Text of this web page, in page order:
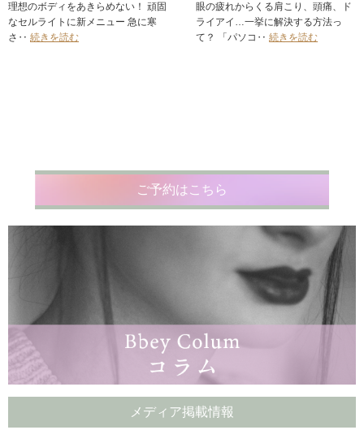
眼の疲れからくる肩こり、頭痛、ド
ライアイ…一挙に解決する方法っ
て？ 「パソコ‥続きを読む
理想のボディをあきらめない！ 頑固
なセルライトに新メニュー 急に寒
さ‥ 続きを読む
ご予約はこちら
メディア掲載情報